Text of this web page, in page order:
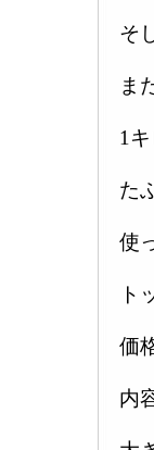
そ
ま
1
た
使
ト
価
内